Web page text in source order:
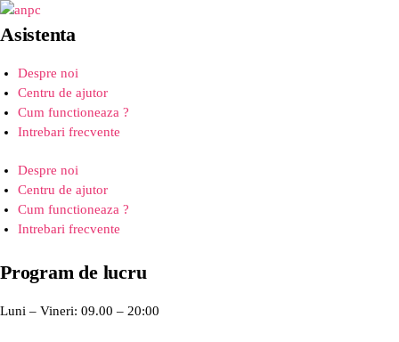
Asistenta
Despre noi
Centru de ajutor
Cum functioneaza ?
Intrebari frecvente
Despre noi
Centru de ajutor
Cum functioneaza ?
Intrebari frecvente
Program de lucru
Luni – Vineri: 09.00 – 20:00